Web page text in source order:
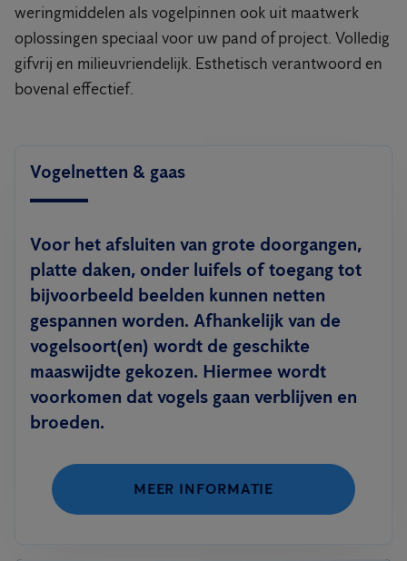
weringmiddelen als vogelpinnen ook uit maatwerk
oplossingen speciaal voor uw pand of project. Volledig
gifvrij en milieuvriendelijk. Esthetisch verantwoord en
bovenal effectief.
Vogelnetten & gaas
Voor het afsluiten van grote doorgangen,
platte daken, onder luifels of toegang tot
bijvoorbeeld beelden kunnen netten
gespannen worden. Afhankelijk van de
vogelsoort(en) wordt de geschikte
maaswijdte gekozen. Hiermee wordt
voorkomen dat vogels gaan verblijven en
broeden.
MEER INFORMATIE